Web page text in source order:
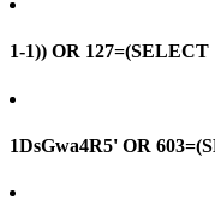
1-1)) OR
1DsGwa4R5' OR